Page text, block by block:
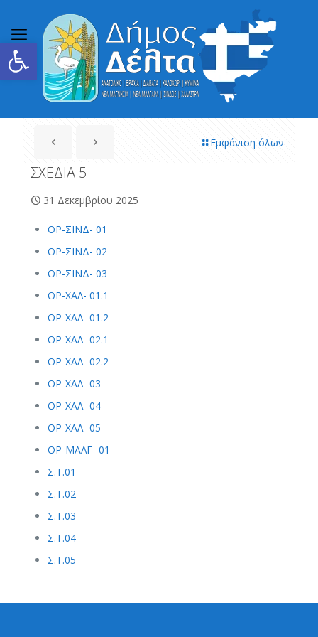
Ανοίξτε τη γραμμή εργαλείων
Εμφάνιση όλων
ΣΧΕΔΙΑ 5
31 Δεκεμβρίου 2025
ΟΡ-ΣINΔ- 01
ΟΡ-ΣINΔ- 02
ΟΡ-ΣINΔ- 03
ΟΡ-ΧΑΛ- 01.1
ΟΡ-ΧΑΛ- 01.2
ΟΡ-ΧΑΛ- 02.1
ΟΡ-ΧΑΛ- 02.2
ΟΡ-ΧΑΛ- 03
ΟΡ-ΧΑΛ- 04
ΟΡ-ΧΑΛ- 05
ΟΡ-ΜΑΛΓ- 01
Σ.Τ.01
Σ.Τ.02
Σ.Τ.03
Σ.Τ.04
Σ.Τ.05